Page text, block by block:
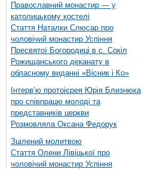
Православний монастир — у
католицькому костелі
Стаття Наталки Слюсар про
чоловічий монастир Успіння
Пресвятої Богородиці в с. Сокіл
Рожищанського деканату в
обласному виданні «Вісник і Ко»
Інтерв’ю протоієрея Юрія Близнюка
про співпрацю молоді та
представників церкви
Розмовляла Оксана Федорук
Зцілений молитвою
Стаття Олени Лівіцької про
чоловічий монастир Успіння